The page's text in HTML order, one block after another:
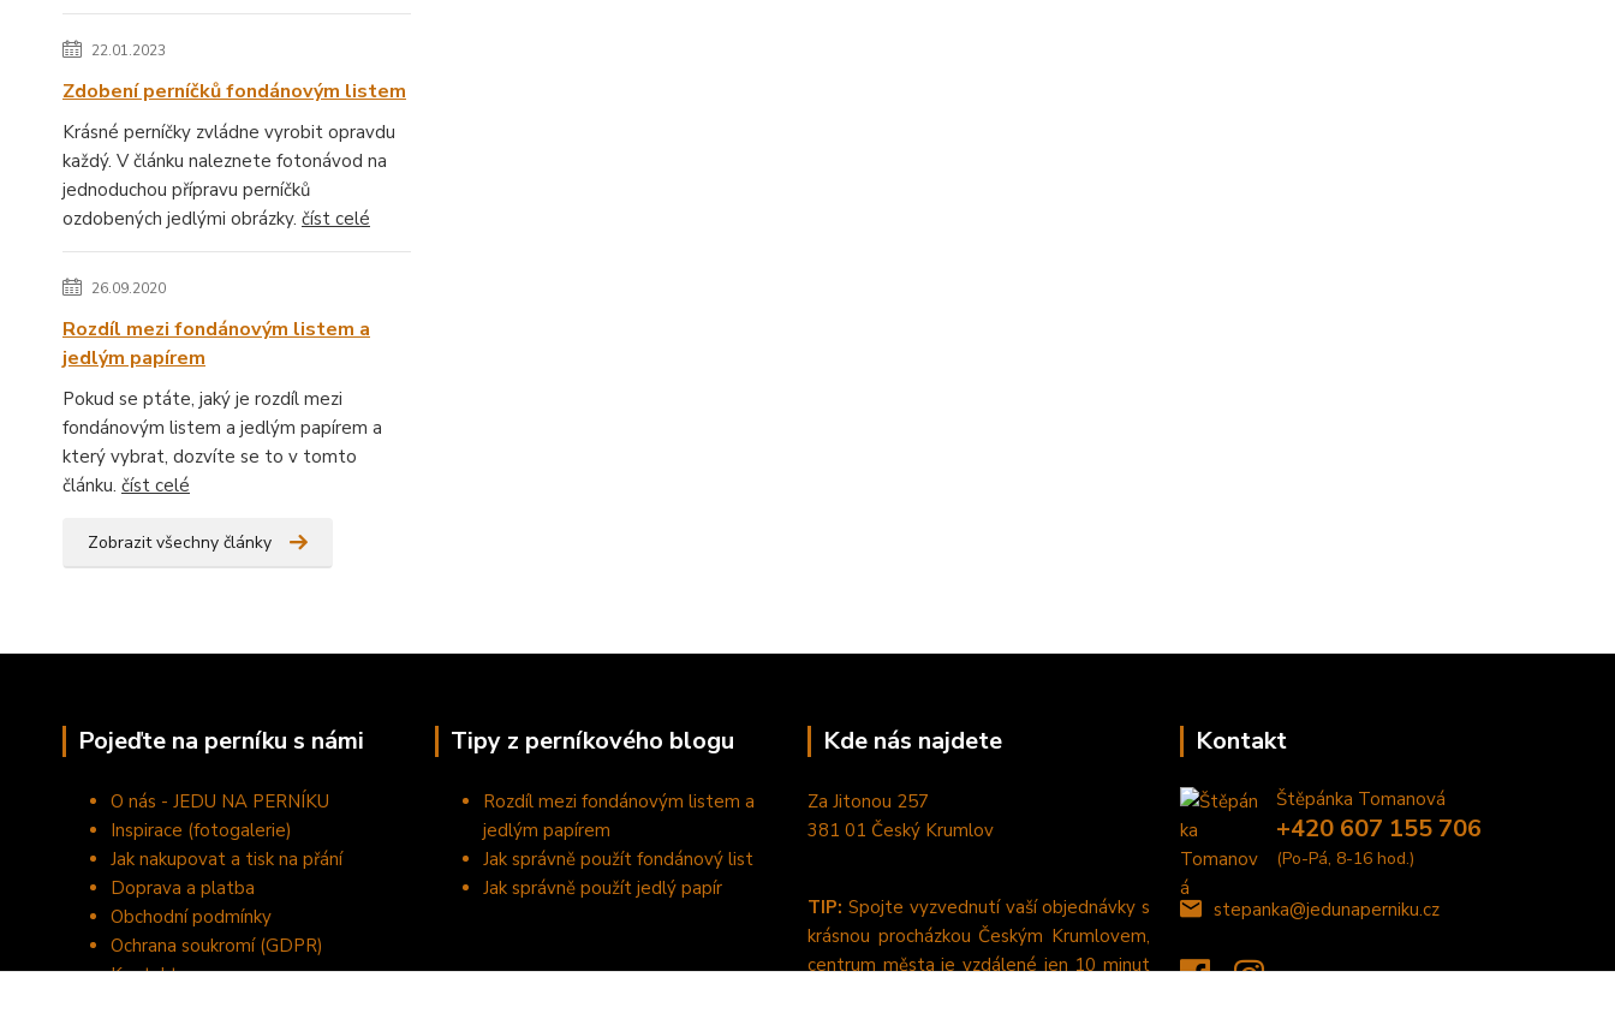
22.01.2023
Zdobení perníčků fondánovým listem
Krásné perníčky zvládne vyrobit opravdu
každý. V článku naleznete fotonávod na
jednoduchou přípravu perníčků
ozdobených jedlými obrázky. číst celé
26.09.2020
Rozdíl mezi fondánovým listem a
jedlým papírem
Pokud se ptáte, jaký je rozdíl mezi
fondánovým listem a jedlým papírem a
který vybrat, dozvíte se to v tomto
článku. číst celé
Zobrazit všechny články
Pojeďte na perníku s námi
O nás - JEDU NA PERNÍKU
Inspirace (fotogalerie)
Jak nakupovat a tisk na přání
Doprava a platba
Obchodní podmínky
Ochrana soukromí (GDPR)
Kontakty
Tipy z perníkového blogu
Rozdíl mezi fondánovým listem a
jedlým papírem
Jak správně použít fondánový list
Jak správně použít jedlý papír
Kde nás najdete
Za Jitonou 257
381 01 Český Krumlov
TIP: Spojte vyzvednutí vaší objednávky s
krásnou procházkou Českým Krumlovem,
centrum města je vzdálené jen 10 minut
Kontakt
Štěpánka Tomanová
+420 607 155 706
(Po-Pá, 8-16 hod.)
stepanka@jedunaperniku.cz